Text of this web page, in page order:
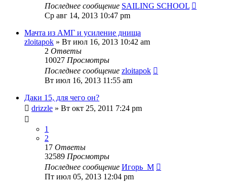
Последнее сообщение SAILING SCHOOL
Ср авг 14, 2013 10:47 pm
Мачта из АМГ и усиление днища
zloitapok » Вт июл 16, 2013 10:42 am
2 Ответы
10027 Просмотры
Последнее сообщение zloitapok
Вт июл 16, 2013 11:55 am
Даки 15, для чего он?
drizzle » Вт окт 25, 2011 7:24 pm
1
2
17 Ответы
32589 Просмотры
Последнее сообщение Игорь_М
Пт июл 05, 2013 12:04 pm